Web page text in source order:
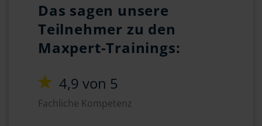
Das sagen unsere
Teilnehmer zu den
Maxpert-Trainings:
4,9 von 5
Fachliche Kompetenz